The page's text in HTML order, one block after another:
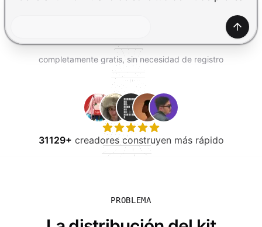
completamente gratis, sin necesidad de registro
31129+ creadores construyen más rápido
PROBLEMA